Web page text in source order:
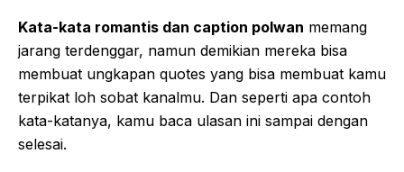
Kata-kata romantis dan caption polwan memang
jarang terdenggar, namun demikian mereka bisa
membuat ungkapan quotes yang bisa membuat kamu
terpikat loh sobat kanalmu. Dan seperti apa contoh
kata-katanya, kamu baca ulasan ini sampai dengan
selesai.